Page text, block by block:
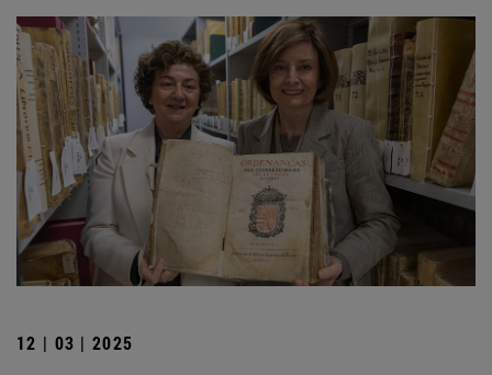
12 | 03 | 2025